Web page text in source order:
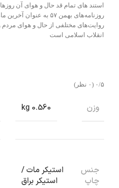
استند های تمام قد حال و هوای آن روزهای انقلاب
روزنامه‌های بهمن ۵۷ به
روایت‌های مختلفی از حال و هوای
انقلاب اسلامی است
‫۰/۵ ‫(۰ نظر)
وزن 0.560 kg
جنس
چاپ
استیکر مات /
استیکر براق